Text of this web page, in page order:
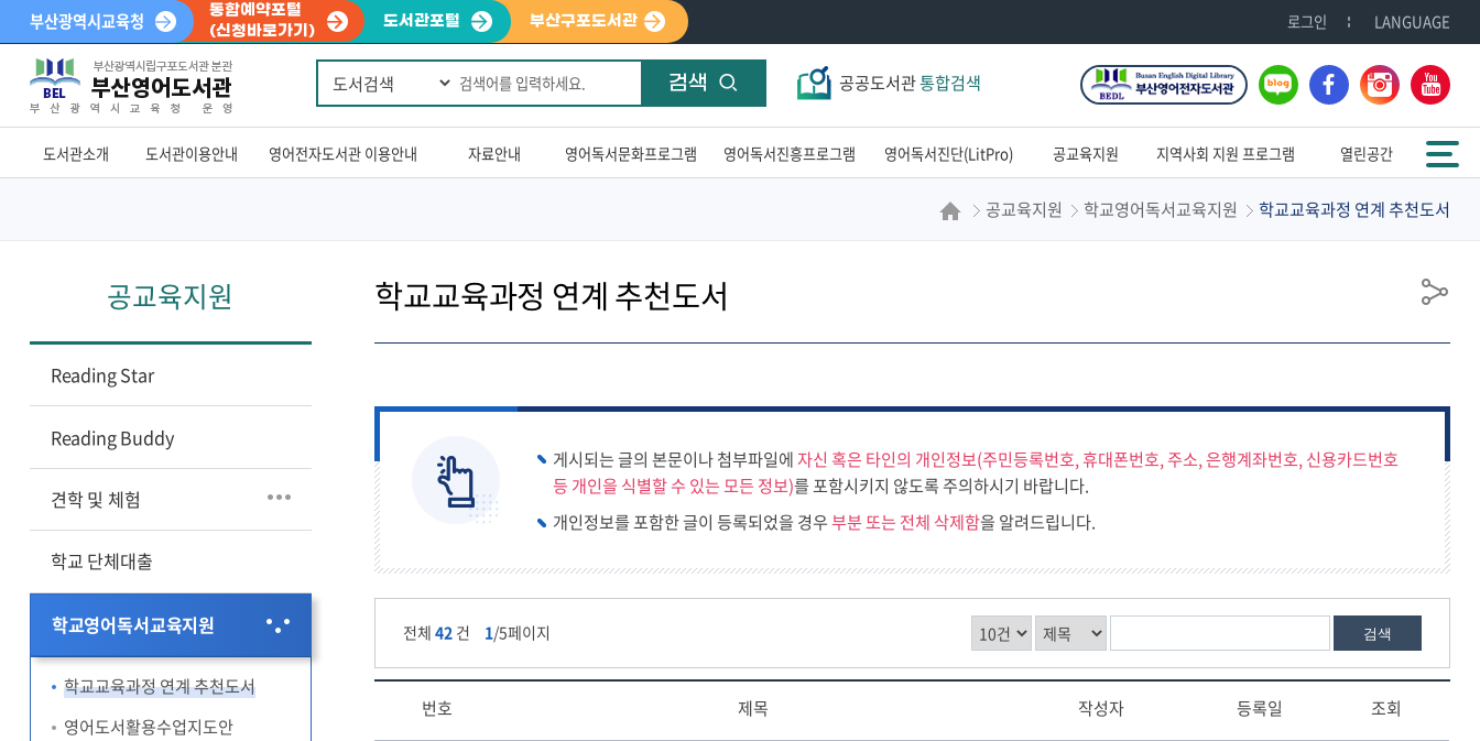
Powered
Translate
부산광역시교육청
통합예약포털
(신청바로가기)
도서관포털 부산구포도서관 로그인 LANGUAGE
공공도서관통합검색
통
검
색
검색
블
로
그
페
이
스
인
스
타
그
램
유
튜
브
도서관소개 도서관이용안내 영어전자도서관 이용안내 자료안내 영어독서문화프로그램 영어독서진흥프로그램 영어독서진단(LitPro) 공교육지원 지역사회 지원 프로그램 열린공간
전체메뉴
공교육지원
Reading Star
Reading Buddy
견학 및 체험
학교 단체대출
학교영어독서교육지원
학교교육과정 연계 추천도서
영어도서활용수업지도안
학교교육과정 연계 추천도서
공교육지원 학교영어독서교육지원 학교교육과정 연계 추천도서
공
게시되는 글의 본문이나 첨부파일에자신 혹은 타인의 개인정보(주민등록번호, 휴대폰번호, 주소, 은행계좌번호, 신용카드번호
등 개인을 식별할 수 있는 모든 정보)를 포함시키지 않도록 주의하시기 바랍니다.
개인정보를 포함한 글이 등록되었을 경우부분 또는 전체 삭제함을 알려드립니다.
전체42 건 1/5페이지 검색
번호 제목 작성자 등록일 조회